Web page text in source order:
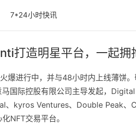
7*24小时快讯
打造明星平台，一起拥
爆进行中，并与48小时内上线薄饼。
国际控股有限公司主导发起，
kyros Ventures、Double Peak
NFT交易平台。